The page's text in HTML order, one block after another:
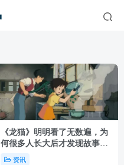
《龙猫》明明看了无数遍，为
何很多人长大后才发现故事根
本不在 1988 年！
资讯